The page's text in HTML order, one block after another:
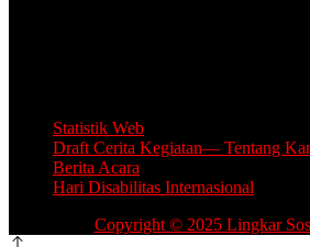
Statistik Web
Draft Cerita Kegiatan— Tentang
Berita Acara
Hari Disabilitas Internasional
Copyright © 2025 Lingkar